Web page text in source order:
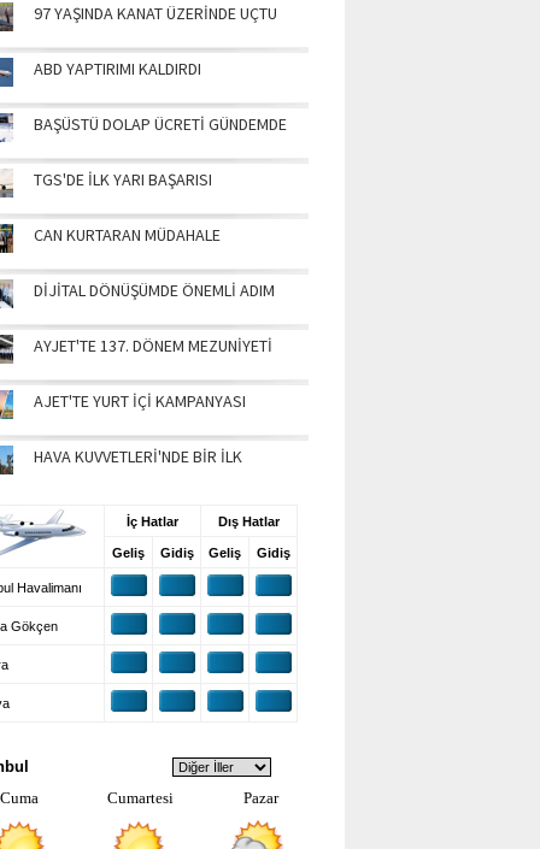
97 YAŞINDA KANAT ÜZERİNDE UÇTU
ABD YAPTIRIMI KALDIRDI
BAŞÜSTÜ DOLAP ÜCRETİ GÜNDEMDE
TGS'DE İLK YARI BAŞARISI
CAN KURTARAN MÜDAHALE
DİJİTAL DÖNÜŞÜMDE ÖNEMLİ ADIM
AYJET'TE 137. DÖNEM MEZUNİYETİ
AJET'TE YURT İÇİ KAMPANYASI
HAVA KUVVETLERİ'NDE BİR İLK
İç Hatlar Dış Hatlar
Geliş Gidiş Geliş Gidiş
Havalimanı
Gökçen
Cuma
Cumartesi Pazar